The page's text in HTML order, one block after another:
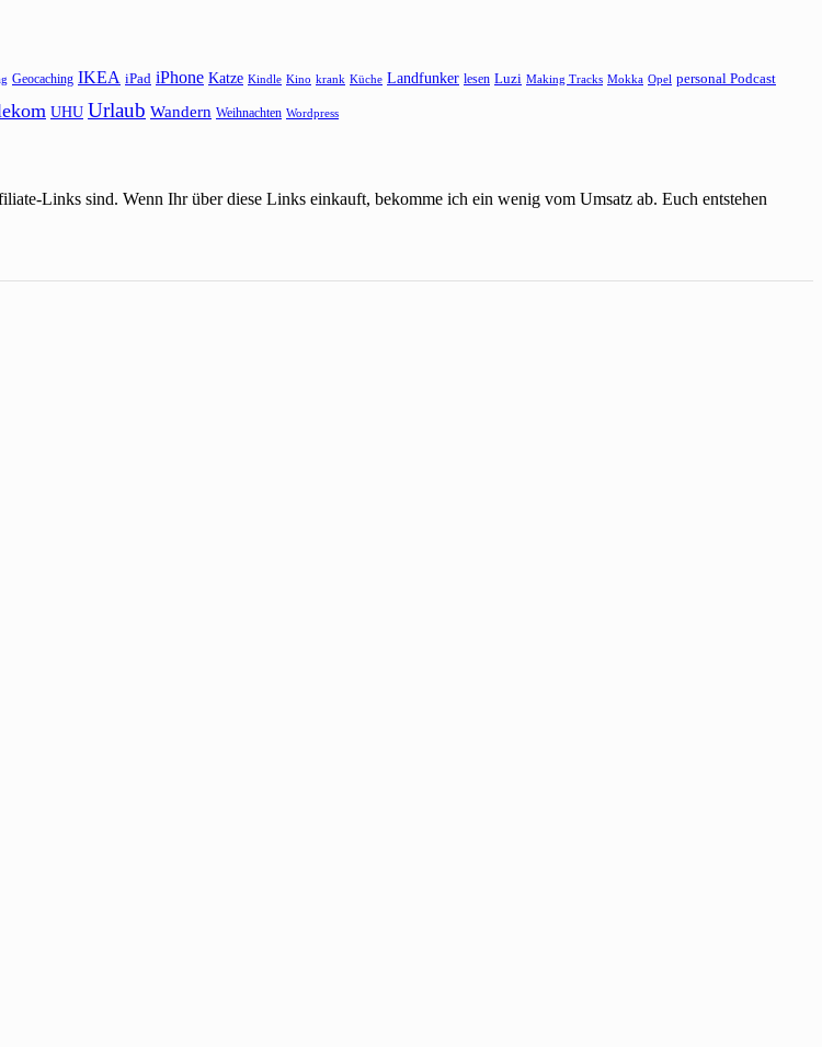
Geocaching IKEA iPad iPhone Katze Kindle Kino krank Küche Landfunker lesen Luzi Making Tracks Mokka Opel personal Podcast
UHU Urlaub Wandern Weihnachten Wordpress
Links sind. Wenn Ihr über diese Links einkauft, bekomme ich ein wenig vom Umsatz ab. Euch entstehen